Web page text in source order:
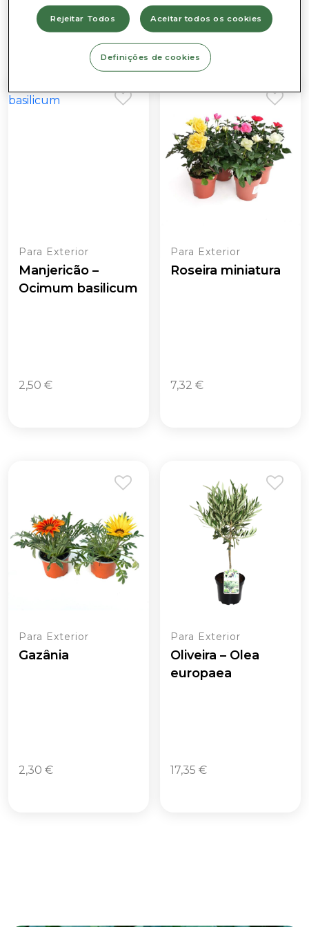
Luz natural fraca
Muita luz natural (não sol direto)
Sem luz natural
Para Exterior
Manjericão –
Ocimum basilicum
2,50 €
Para Exterior
Roseira miniatura
7,32€
Para Exterior
Gazânia
2,30 €
Para Exterior
Oliveira – Olea
europaea
17,35€
Rejeitar Todos Aceitar todos os cookies
Definições de cookies